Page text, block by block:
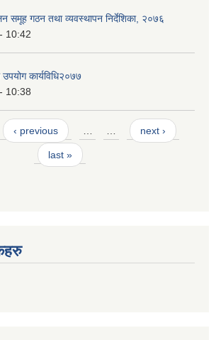
समूह गठन तथा व्यवस्थापन निर्देशिका, २०७६
10:42
कार्यविधि२०७७
10:38
‹ previous next ›
last »